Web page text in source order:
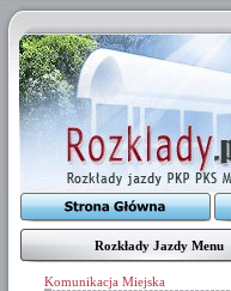
Rozkłady Jazdy Menu
Komunikacja Miejska